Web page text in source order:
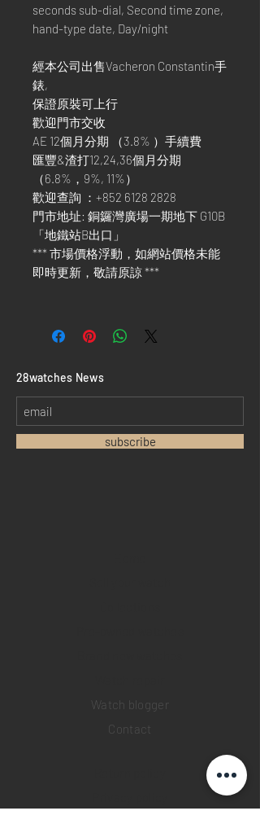
seconds sub-dial, Second time zone,
hand-type date, Day/night
經本公司出售Vacheron Constantin手
錶,
保證原裝可上行
歡迎門市交收
AE 12個月分期 （3.8% ）手續費
匯豐&渣打12,24,36個月分期
（6.8%，9%, 11%）
歡迎查詢 ：+852 6128 2828
門市地址: 銅鑼灣廣場一期地下 G10B
「地鐵站B出口」
*** 市場價格浮動，如網站價格未能
即時更新，敬請原諒 ***
​28watches News
subscribe
Watch blogger
Contact